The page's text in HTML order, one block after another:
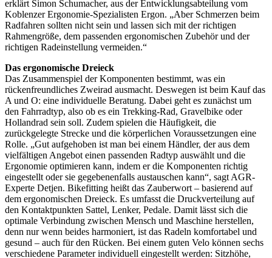
erklärt Simon Schumacher, aus der Entwicklungsabteilung vom
Koblenzer Ergonomie-Spezialisten Ergon. „Aber Schmerzen beim
Radfahren sollten nicht sein und lassen sich mit der richtigen
Rahmengröße, dem passenden ergonomischen Zubehör und der
richtigen Radeinstellung vermeiden.“
Das ergonomische Dreieck
Das Zusammenspiel der Komponenten bestimmt, was ein
rückenfreundliches Zweirad ausmacht. Deswegen ist beim Kauf das
A und O: eine individuelle Beratung. Dabei geht es zunächst um
den Fahrradtyp, also ob es ein Trekking-Rad, Gravelbike oder
Hollandrad sein soll. Zudem spielen die Häufigkeit, die
zurückgelegte Strecke und die körperlichen Voraussetzungen eine
Rolle. „Gut aufgehoben ist man bei einem Händler, der aus dem
vielfältigen Angebot einen passenden Radtyp auswählt und die
Ergonomie optimieren kann, indem er die Komponenten richtig
eingestellt oder sie gegebenenfalls austauschen kann“, sagt AGR-
Experte Detjen. Bikefitting heißt das Zauberwort – basierend auf
dem ergonomischen Dreieck. Es umfasst die Druckverteilung auf
den Kontaktpunkten Sattel, Lenker, Pedale. Damit lässt sich die
optimale Verbindung zwischen Mensch und Maschine herstellen,
denn nur wenn beides harmoniert, ist das Radeln komfortabel und
gesund – auch für den Rücken. Bei einem guten Velo können sechs
verschiedene Parameter individuell eingestellt werden: Sitzhöhe,